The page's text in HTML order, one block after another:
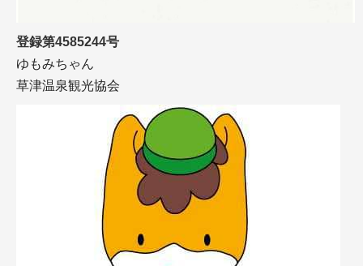
登録第4585244号
ゆもみちゃん
草津温泉観光協会